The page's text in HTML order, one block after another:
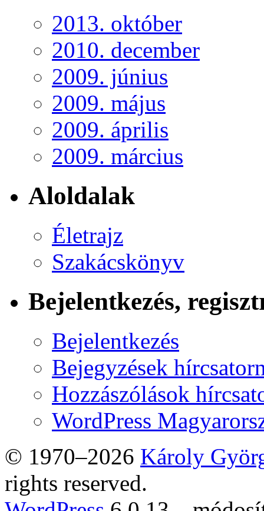
2013. október
2010. december
2009. június
2009. május
2009. április
2009. március
Aloldalak
Életrajz
Szakácskönyv
Bejelentkezés,
Bejelentkezés
Bejegyzések
Hozzászólások
WordPress
© 1970–2026 Károly
rights reserved.